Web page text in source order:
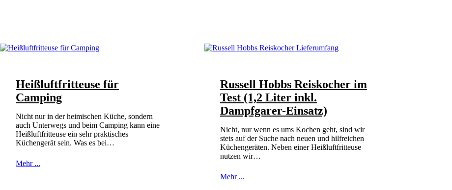
Heißluftfritteuse für
Camping
Nicht nur in der heimischen Küche, sondern
auch Unterwegs und beim Camping kann eine
Heißluftfritteuse ein sehr praktisches
Küchengerät sein. Was es bei…
Mehr ...
Russell Hobbs Reiskocher im
Test (1,2 Liter inkl.
Dampfgarer-Einsatz)
Nicht, nur wenn es ums Kochen geht, sind wir
stets auf der Suche nach neuen und hilfreichen
Küchengeräten. Neben einer Heißluftfritteuse
nutzen wir…
Mehr ...